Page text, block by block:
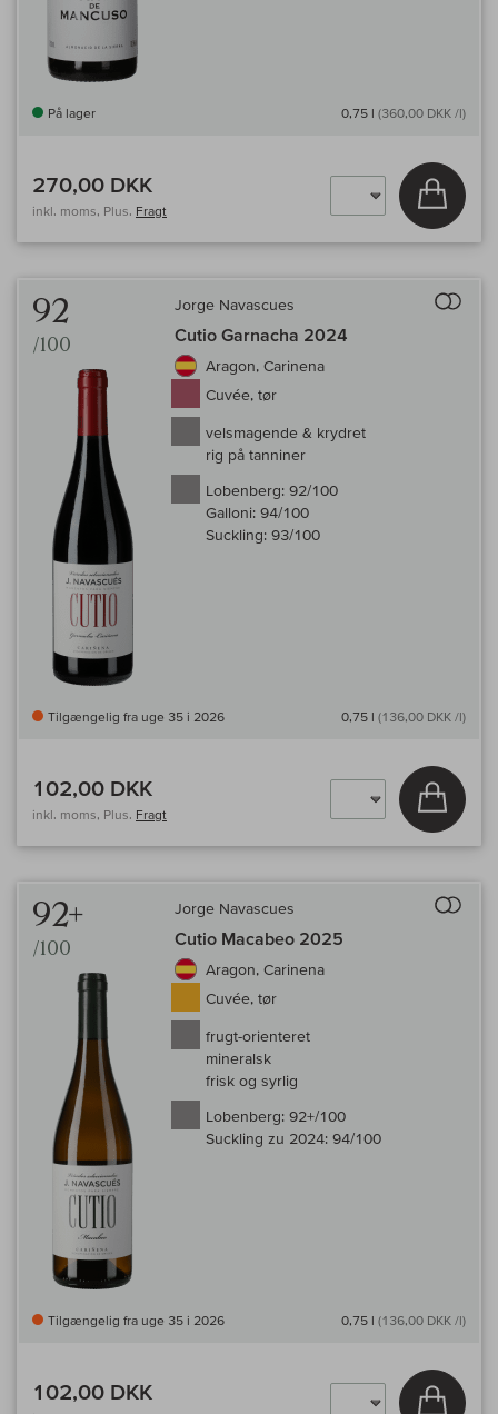
På lager 0,75 l (360,00 DKK /l)
270,00 DKK
inkl. moms, Plus. Fragt
Læg i
92
/100
Jorge Navascues
Cutio Garnacha 2024
Aragon, Carinena
Cuvée, tør
velsmagende & krydret
rig på tanniner
Lobenberg: 92/100
Galloni: 94/100
Suckling: 93/100
Tilgængelig fra uge 35 i 2026 0,75 l (136,00 DKK /l)
102,00 DKK
inkl. moms, Plus. Fragt
Læg i
92+
/100
Jorge Navascues
Cutio Macabeo 2025
Aragon, Carinena
Cuvée, tør
frugt-orienteret
mineralsk
frisk og syrlig
Lobenberg: 92+/100
Suckling zu 2024: 94/100
Tilgængelig fra uge 35 i 2026 0,75 l (136,00 DKK /l)
102,00 DKK Læg i